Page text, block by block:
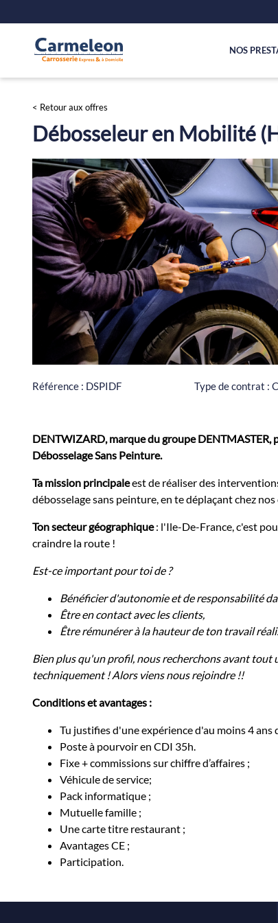
NOS
< Retour aux offres
Débosseleur en Mobilité
Référence : DSPIDF Type de contrat :
DENTWIZARD, marque du groupe DENTMASTER,
Débosselage Sans Peinture.
Ta mission principaleest de réaliser des
débosselage sans peinture, en te déplaçant chez
Ton secteur géographique: l'Ile-De-France, c'est
craindre la route !
Est-ce important pour toi de ?
Bénéficier d'autonomie et de responsabilité
Être en contact avec les clients,
Être rémunérer à la hauteur de ton travail
Bien plus qu'un profil, nous recherchons avant tout
techniquement ! Alors viens nous rejoindre !!
Conditions et avantages :
Tu justifies d'une expérience d'au moins 4 ans
Poste à pourvoir en CDI 35h.
Fixe + commissions sur chiffre d’affaires ;
Véhicule de service;
Pack informatique ;
Mutuelle famille ;
Une carte titre restaurant ;
Avantages CE ;
Participation.